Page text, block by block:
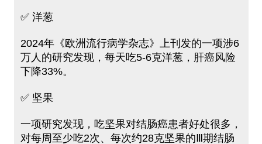
✅ 洋葱
2024年《欧洲流行病学杂志》上刊发的一项涉6
万人的研究发现，每天吃5-6克洋葱，肝癌风险
下降33%。
✅ 坚果
一项研究发现，吃坚果对结肠癌患者好处很多，
对每周至少吃2次、每次约28克坚果的Ⅲ期结肠